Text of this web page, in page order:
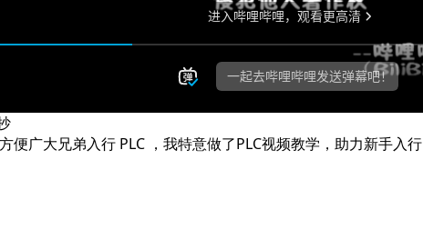
便广大兄弟入行 PLC ，我特意做了PLC视频教学，助力新手入行